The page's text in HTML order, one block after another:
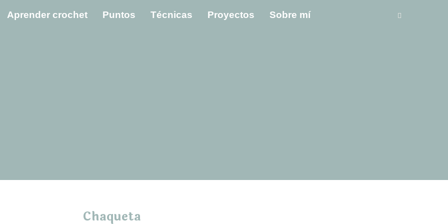
Aprender crochet Puntos Técnicas Proyectos Sobre mí
Chaqueta